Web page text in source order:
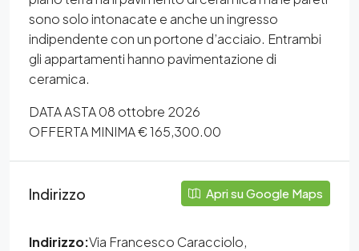
sono solo intonacate e anche un ingresso
indipendente con un portone d’acciaio. Entrambi
gli appartamenti hanno pavimentazione di
ceramica.
DATA ASTA 08 ottobre 2026
OFFERTA MINIMA € 165,300.00
Indirizzo Apri su Google Maps
Indirizzo:Via Francesco Caracciolo,